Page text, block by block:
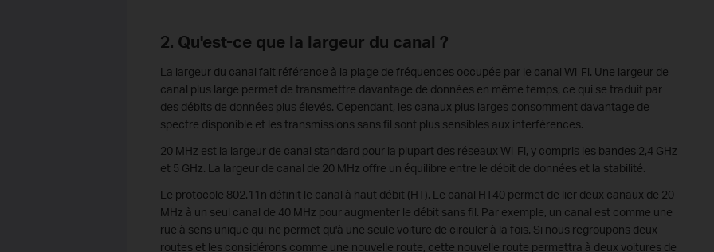
2. Qu'est-ce que la largeur du canal ?
La largeur du canal fait référence à la plage de fréquences occupée par le canal Wi-Fi. Une largeur de
canal plus large permet de transmettre davantage de données en même temps, ce qui se traduit par
des débits de données plus élevés. Cependant, les canaux plus larges consomment davantage de
spectre disponible et les transmissions sans fil sont plus sensibles aux interférences.
20 MHz est la largeur de canal standard pour la plupart des réseaux Wi-Fi, y compris les bandes 2,4 GHz
et 5 GHz. La largeur de canal de 20 MHz offre un équilibre entre le débit de données et la stabilité.
Le protocole 802.11n définit le canal à haut débit (HT). Le canal HT40 permet de lier deux canaux de 20
MHz à un seul canal de 40 MHz pour augmenter le débit sans fil. Par exemple, un canal est comme une
rue à sens unique qui ne permet qu'à une seule voiture de circuler à la fois. Si nous regroupons deux
routes et les considérons comme une nouvelle route, cette nouvelle route permettra à deux voitures de